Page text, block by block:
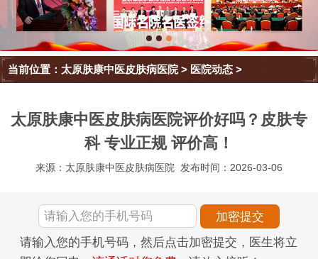
当前位置： 太原肤康中医皮肤病医院> 医院动态 >
太原肤康中医皮肤病医院评价好吗？皮肤专
科 专业正规 评价高！
来源：太原肤康中医皮肤病医院 发布时间：2026-03-06
请输入您的手机号码，然后点击加密提交，医生将立